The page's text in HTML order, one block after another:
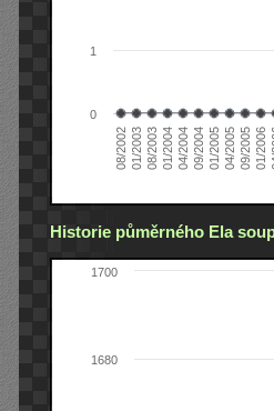
08/200201/200308/200301/200404/200409/200401/200504/200509/200501/2006
0
1
Historie půměrného Ela
1680
1700